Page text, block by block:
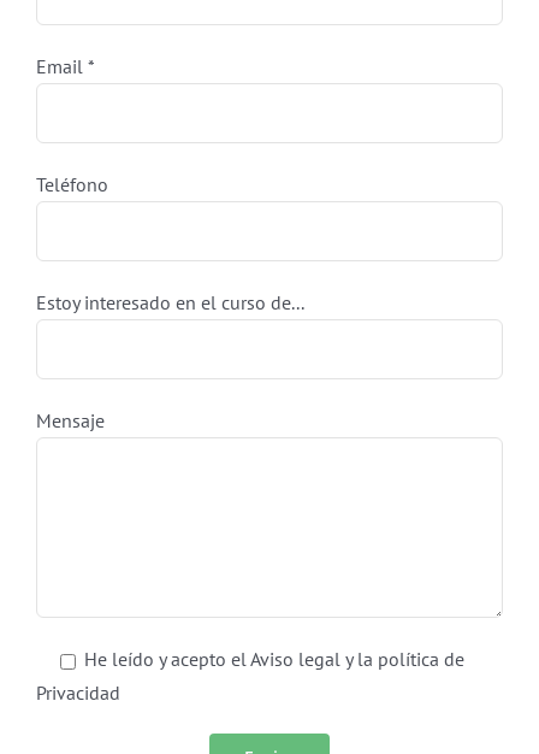
Email *
Teléfono
Estoy interesado en el curso de...
Mensaje
He leído y acepto el Aviso legal y la política de
Privacidad